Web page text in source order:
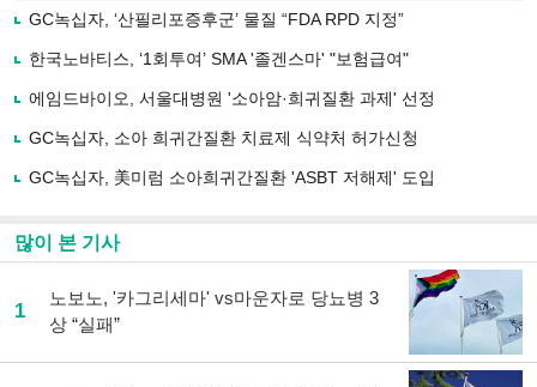
로
기
사
유
기
GC녹십자, ‘산필리포증후군’ 물질 “FDA RPD 지정”
한국노바티스, ‘1회투여’ SMA '졸겐스마' "보험급여"
에임드바이오, 서울대병원 '소아암·희귀질환 과제' 선정
GC녹십자, 소아 희귀간질환 치료제 식약처 허가신청
GC녹십자, 美미럼 소아희귀간질환 'ASBT 저해제' 도입
많이 본 기사
1
노보노, '카그리세마' vs마운자로 당뇨병 3
상 “실패”